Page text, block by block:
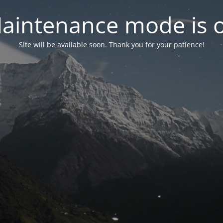
mode is
Site will be available soon. Thank you for your patience!